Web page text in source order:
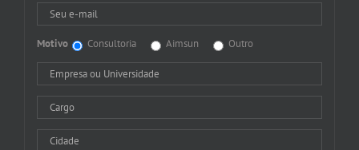
Motivo Consultoria Aimsun Outro